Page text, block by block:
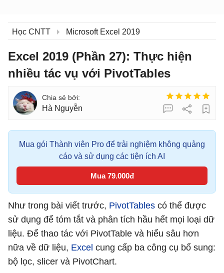
Học CNTT Microsoft Excel 2019
Excel 2019 (Phần 27): Thực hiện
nhiều tác vụ với PivotTables
Hà Nguyễn
Mua gói Thành viên Pro để trải nghiệm không quảng
cáo và sử dụng các tiện ích AI
Mua 79.000đ
Như trong bài viết trước, PivotTables có thể được
sử dụng để tóm tắt và phân tích hầu hết mọi loại dữ
liệu. Để thao tác với PivotTable và hiểu sâu hơn
nữa về dữ liệu, Excel cung cấp ba công cụ bổ sung:
bộ lọc, slicer và PivotChart.